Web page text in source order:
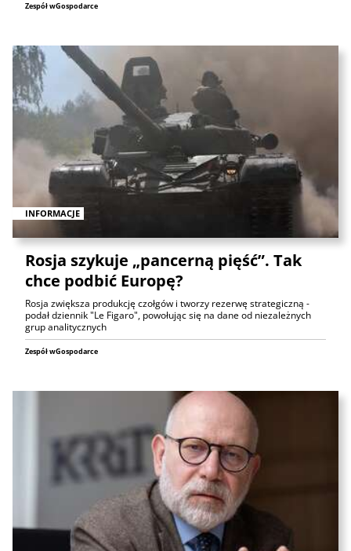
Zespół wGospodarce
INFORMACJE
Rosja szykuje „pancerną pięść”. Tak
chce podbić Europę?
Rosja zwiększa produkcję czołgów i tworzy rezerwę strategiczną -
podał dziennik "Le Figaro", powołując się na dane od niezależnych
grup analitycznych
Zespół wGospodarce